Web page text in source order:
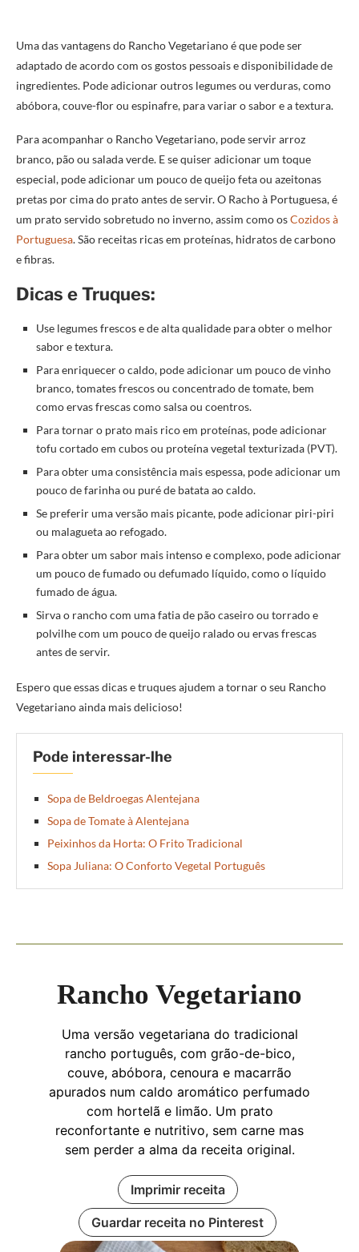
Uma das vantagens do Rancho Vegetariano é que pode ser
adaptado de acordo com os gostos pessoais e disponibilidade de
ingredientes. Pode adicionar outros legumes ou verduras, como
abóbora, couve-flor ou espinafre, para variar o sabor e a textura.
Para acompanhar o Rancho Vegetariano, pode servir arroz
branco, pão ou salada verde. E se quiser adicionar um toque
especial, pode adicionar um pouco de queijo feta ou azeitonas
pretas por cima do prato antes de servir. O Racho à Portuguesa, é
um prato servido sobretudo no inverno, assim como osCozidos à
Portuguesa. São receitas ricas em proteínas, hidratos de carbono
e fibras.
Dicas e Truques:
Use legumes frescos e de alta qualidade para obter o melhor
sabor e textura.
Para enriquecer o caldo, pode adicionar um pouco de vinho
branco, tomates frescos ou concentrado de tomate, bem
como ervas frescas como salsa ou coentros.
Para tornar o prato mais rico em proteínas, pode adicionar
tofu cortado em cubos ou proteína vegetal texturizada (PVT).
Para obter uma consistência mais espessa, pode adicionar um
pouco de farinha ou puré de batata ao caldo.
Se preferir uma versão mais picante, pode adicionar piri-piri
ou malagueta ao refogado.
Para obter um sabor mais intenso e complexo, pode adicionar
um pouco de fumado ou defumado líquido, como o líquido
fumado de água.
Sirva o rancho com uma fatia de pão caseiro ou torrado e
polvilhe com um pouco de queijo ralado ou ervas frescas
antes de servir.
Espero que essas dicas e truques ajudem a tornar o seu Rancho
Vegetariano ainda mais delicioso!
Pode interessar-lhe
Sopa de Beldroegas Alentejana
Sopa de Tomate à Alentejana
Peixinhos da Horta: O Frito Tradicional
Sopa Juliana: O Conforto Vegetal Português
Rancho Vegetariano
Uma versão vegetariana do tradicional
rancho português, com grão-de-bico,
couve, abóbora, cenoura e macarrão
apurados num caldo aromático perfumado
com hortelã e limão. Um prato
reconfortante e nutritivo, sem carne mas
sem perder a alma da receita original.
Imprimir receita
Guardar receita no Pinterest